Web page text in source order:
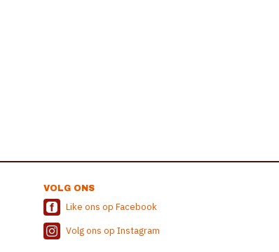
VOLG ONS
Like ons op Facebook
Volg ons op Instagram